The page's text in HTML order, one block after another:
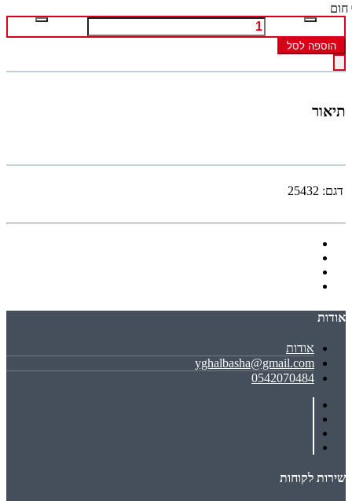
חום
הוספה לסל
תיאור
דגם: 25432
אודות
אודות
yghalbasha@gmail.com
0542070484
שירות לקוחות